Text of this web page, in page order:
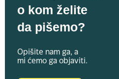
o kom želite
da pišemo?
Opišite nam ga, a
mi ćemo ga objaviti.